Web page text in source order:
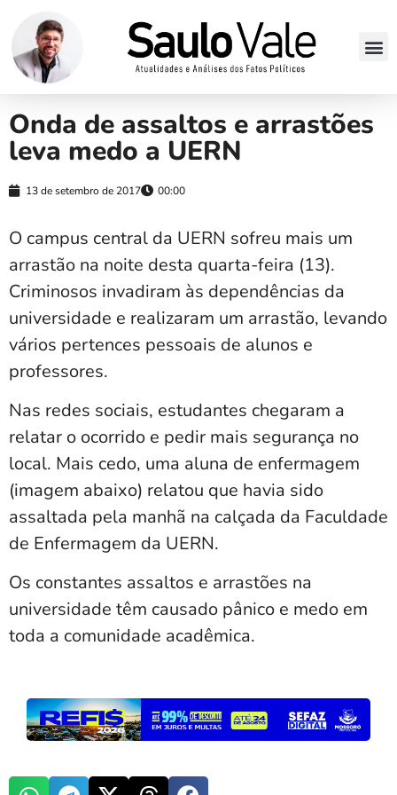
Onda de assaltos e arrastões
leva medo a UERN
13 de setembro de 2017 00:00
O campus central da UERN sofreu mais um
arrastão na noite desta quarta-feira (13).
Criminosos invadiram às dependências da
universidade e realizaram um arrastão, levando
vários pertences pessoais de alunos e
professores.
Nas redes sociais, estudantes chegaram a
relatar o ocorrido e pedir mais segurança no
local. Mais cedo, uma aluna de enfermagem
(imagem abaixo) relatou que havia sido
assaltada pela manhã na calçada da Faculdade
de Enfermagem da UERN.
Os constantes assaltos e arrastões na
universidade têm causado pânico e medo em
toda a comunidade acadêmica.